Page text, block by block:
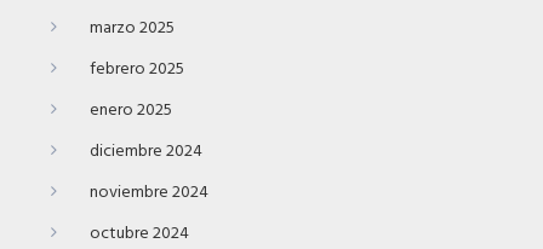
marzo 2025
febrero 2025
enero 2025
diciembre 2024
noviembre 2024
octubre 2024